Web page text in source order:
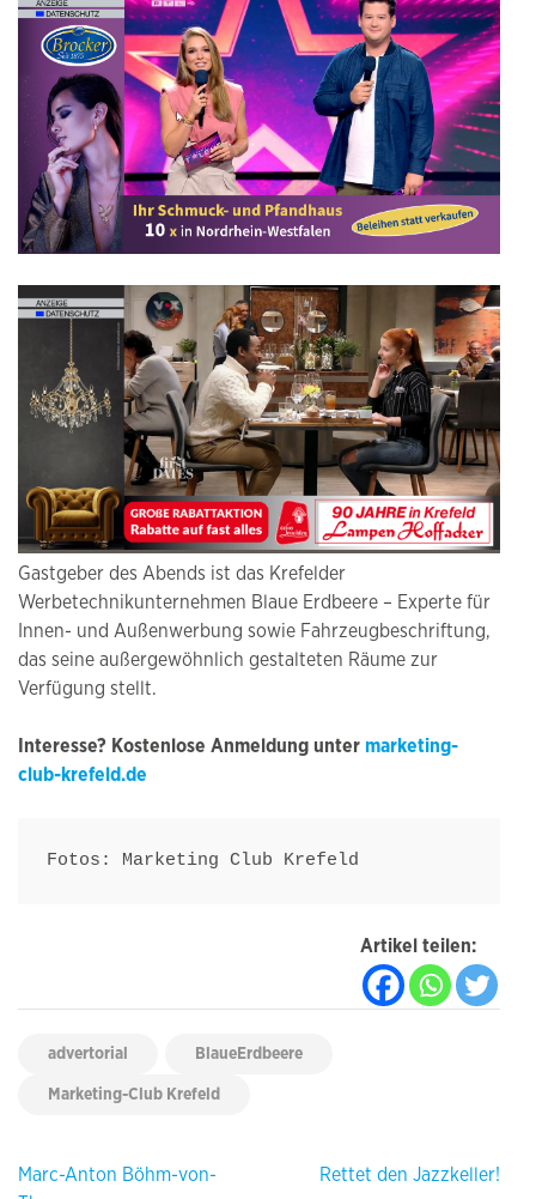
Gastgeber des Abends ist das Krefelder
Werbetechnikunternehmen Blaue Erdbeere – Experte für
Innen- und Außenwerbung sowie Fahrzeugbeschriftung,
das seine außergewöhnlich gestalteten Räume zur
Verfügung stellt.
Interesse? Kostenlose Anmeldung unter marketing-
club-krefeld.de
Fotos: Marketing Club Krefeld
Artikel teilen:
advertorial BlaueErdbeere
Marketing-Club Krefeld
Beitragsnavigation
Marc-Anton Böhm-von-
Rettet den Jazzkeller!